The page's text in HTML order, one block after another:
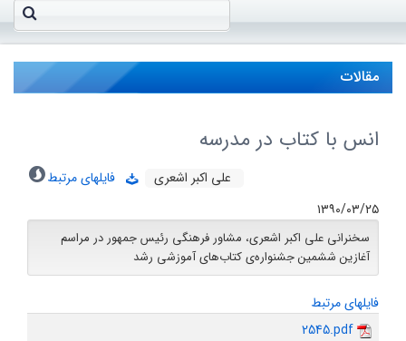
مقالات
انس با کتاب در مدرسه
على اکبر اشعرى
فایلهای مرتبط
۱۳۹۰/۰۳/۲۵
سخنرانی علی اکبر اشعری، مشاور فرهنگی رئیس جمهور در مراسم
آغازین ششمین جشنواره‌ی کتاب‌های آموزشی رشد
فایلهای مرتبط
2545.pdf